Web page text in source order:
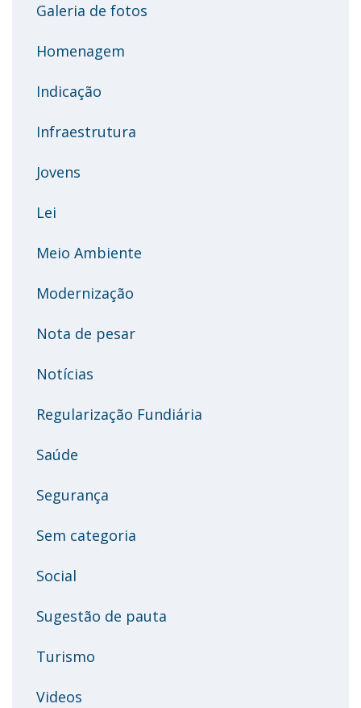
Galeria de fotos
Homenagem
Indicação
Infraestrutura
Jovens
Lei
Meio Ambiente
Modernização
Nota de pesar
Notícias
Regularização Fundiária
Saúde
Segurança
Sem categoria
Social
Sugestão de pauta
Turismo
Videos